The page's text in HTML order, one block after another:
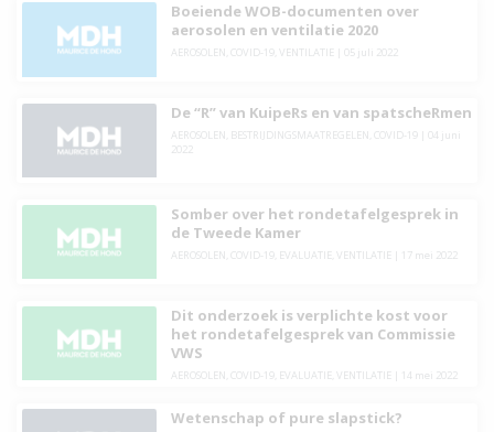
Boeiende WOB-documenten over
aerosolen en ventilatie 2020
AEROSOLEN COVID-19, VENTILATIE 05 juli 2022
De “R” van KuipeRs en van spatscheRmen
AEROSOLEN BESTRIJDINGSMAATREGELEN COVID-19|
04 juni
2022
Somber over het rondetafelgesprek in
de Tweede Kamer
AEROSOLEN COVID-19, EVALUATIE VENTILATIE 17 mei 2022
Dit onderzoek is verplichte kost voor
het rondetafelgesprek van Commissie
VWS
AEROSOLEN COVID-19, EVALUATIE VENTILATIE 14 mei 2022
Wetenschap of pure slapstick?